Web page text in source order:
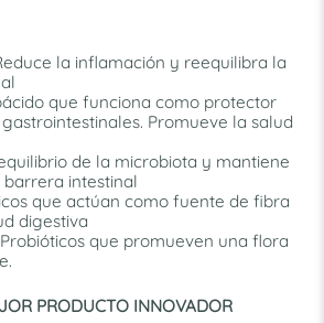
la inflamación y reequilibra la
que funciona como protector
Promueve la salud
de la microbiota y mantiene
intestinal
que actúan como fuente de fibra
digestiva
que promueven una flora
PRODUCTO INNOVADOR